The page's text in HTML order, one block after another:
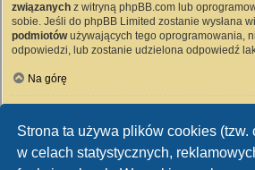
Strona ta używa plików cookies (tzw.
w celach statystycznych,
związanych z witryną phpBB.com lub
sobie. Jeśli do phpBB Limited zostanie wysłana
podmiotówużywających tego oprogramowania,
odpowiedzi, lub zostanie udzielona odpowiedź
Na górę
Wszyscy użytkownicy witryny mogą używać –
przez administratora witryny – formularza
witryny mogą także używać odnośnika „Zespół